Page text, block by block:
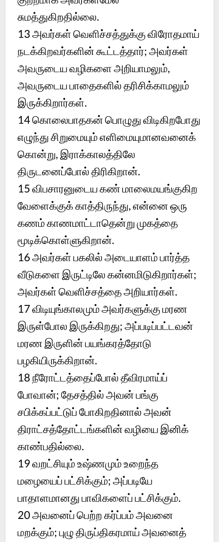
சுமத்துகிறதில்லை.
13 அவர்கள் வெளிச்சத்துக்கு விரோதமாய்
நடக்கிறவர்களின் கூட்டத்தார்; அவர்கள்
அவருடைய வழிகளை அறியாமலும்,
அவருடைய பாதைகளில் தரிசிக்காமலும்
இருக்கிறார்கள்.
14 கொலைபாதகன் பொழுது விடிகிறபோது
எழுந்து சிறுமையும் எளிமையுமானவனைக்
கொன்று, இராக்காலத்திலே
திருடனைப்போல் திரிகிறான்.
15 விபசாரனுடைய கண் மாலைமயங்குகிற
வேளைக்குக் காத்திருந்து, என்னை ஒரு
கணம் காணமாட்டாதென்று முகத்தை
மூடிக்கொள்ளுகிறான்.
16 அவர்கள் பகலில் அடையாளம் பார்த்த
வீடுகளை இருட்டிலே கன்னமிடுகிறார்கள்;
அவர்கள் வெளிச்சத்தை அறியார்கள்.
17 விடியுங்காலமும் அவர்களுக்கு மரண
இருள்போல இருக்கிறது; அப்படிப்பட்டவன்
மரண இருளின் பயங்கரத்தோடு
பழகியிருக்கிறான்.
18 நீரோட்டத்தைப்போல் தீவிரமாய்ப்
போவான்; தேசத்தில் அவன் பங்கு
சபிக்கப்பட்டுப் போகிறதினால் அவன்
திராட்சத்தோட்டங்களின் வழியை இனிக்
காண்பதில்லை.
19 வறட்சியும் உஷ்ணமும் உறைந்த
மழையைப் பட்சிக்கும்; அப்படியே
பாதாளமானது பாவிகளைப் பட்சிக்கும்.
20 அவனைப் பெற்ற கர்ப்பம் அவனை
மறக்கும்; புழு திருப்திகரமாய் அவனைத்